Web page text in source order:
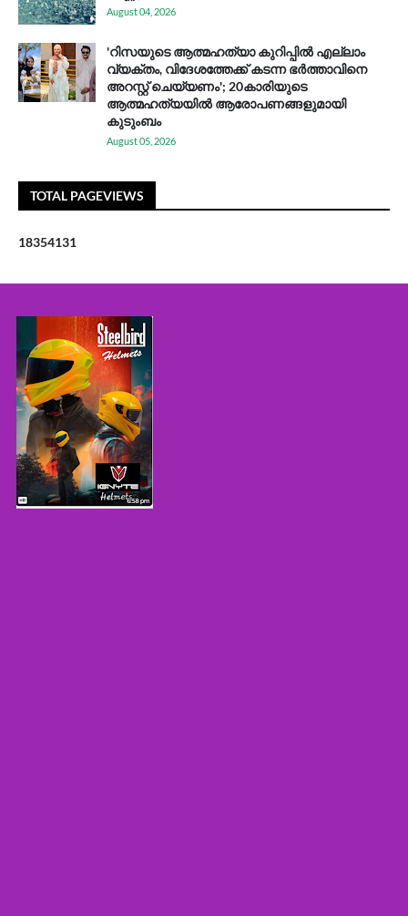
August 04, 2026
'റിസയുടെ ആത്മഹത്യാ കുറിപ്പിൽ എല്ലാം
വ്യക്തം, വിദേശത്തേക്ക് കടന്ന ഭർത്താവിനെ
അറസ്റ്റ് ചെയ്യണം'; 20കാരിയുടെ
ആത്മഹത്യയിൽ ആരോപണങ്ങളുമായി
കുടുംബം
August 05, 2026
TOTAL PAGEVIEWS
18354131